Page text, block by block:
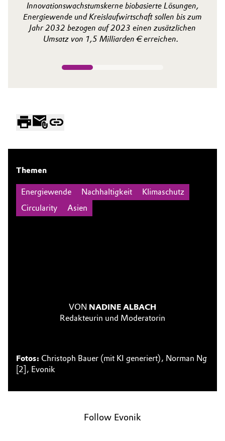
Innovationswachstumskerne biobasierte Lösungen,
Energiewende und Kreislaufwirtschaft sollen bis zum
Jahr 2032 bezogen auf 2023 einen zusätzlichen
Umsatz von 1,5 Milliarden € erreichen.
Themen
Energiewende Nachhaltigkeit
Klimaschutz
Circularity
Asien
VON NADINE ALBACH
Redakteurin und Moderatorin
Fotos: Christoph Bauer (mit KI generiert), Norman Ng
[2], Evonik
Follow Evonik